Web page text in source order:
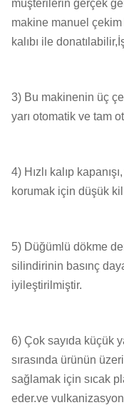
XLB-
1500×2500×1
2000×2000×1
müşterilerin gerçek
makine manuel çekim
kalıbı ile
3) Bu makinenin üç
yarı otomatik ve tam
4) Hızlı kalıp
korumak için düşük
5) Düğümlü dökme
silindirinin basınç
iyileştirilmiştir.
6) Çok sayıda küçük
sırasında ürünün
sağlamak için sıcak
eder.ve